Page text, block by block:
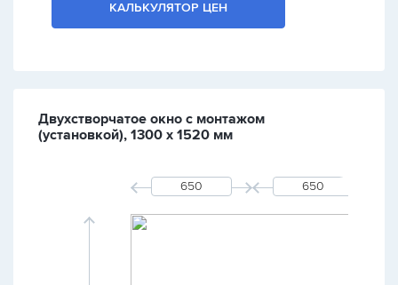
КАЛЬКУЛЯТОР ЦЕН
Двухстворчатое окно с монтажом
(установкой), 1300 х 1520 мм